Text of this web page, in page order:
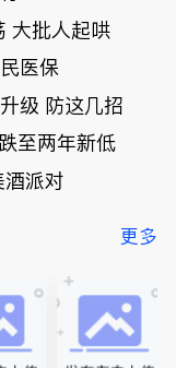
大批人起哄
医保
级 防这几招
至两年新低
派对
更多